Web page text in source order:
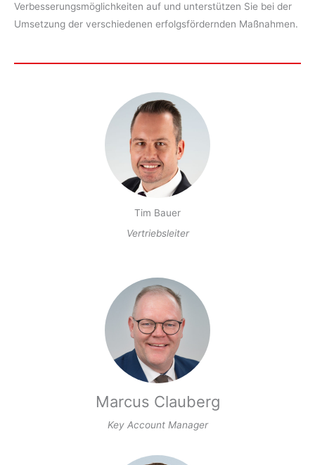
Verbesserungsmöglichkeiten auf und unterstützen Sie bei der
Umsetzung der verschiedenen erfolgsfördernden Maßnahmen.
Tim Bauer
Vertriebsleiter
Marcus Clauberg
Key Account Manager